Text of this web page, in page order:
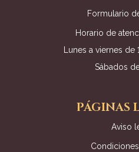
Formulario
Horario de
Lunes a viernes de
Sábados
PÁGINAS
Aviso